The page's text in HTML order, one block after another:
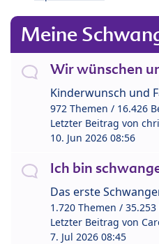
Meine
Wir wünschen
Kinderwunsch und
972 Themen / 16.426
Letzter Beitrag von
10. Jun 2026 08:56
Ich bin
Das erste
1.720 Themen /
Letzter Beitrag von
7. Jul 2026 08:45